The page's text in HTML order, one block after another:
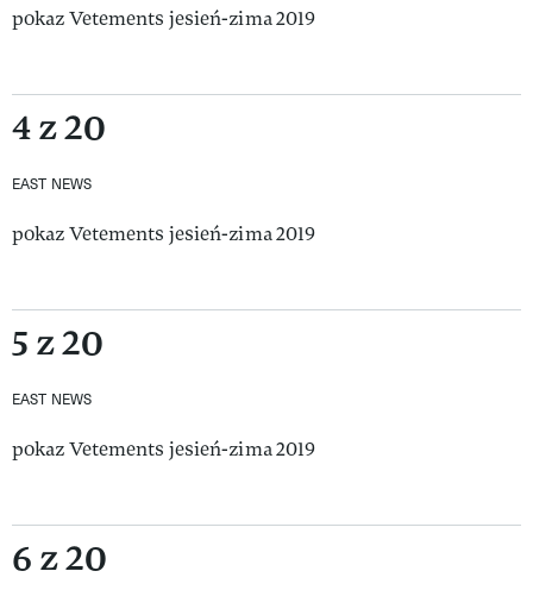
pokaz Vetements jesień-zima 2019
4 z 20
EAST NEWS
pokaz Vetements jesień-zima 2019
5 z 20
EAST NEWS
pokaz Vetements jesień-zima 2019
6 z 20